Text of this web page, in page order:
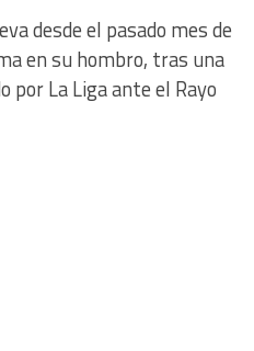
desde el pasado mes de
en su hombro, tras una
por La Liga ante el Rayo